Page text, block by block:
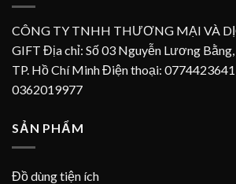
CÔNG TY TNHH THƯƠNG MẠI VÀ
GIFT Địa chỉ: Số 03 Nguyễn Lương
TP. Hồ Chí Minh Điện thoại:
0362019977
SẢN PHẨM
Đồ dùng tiện ích